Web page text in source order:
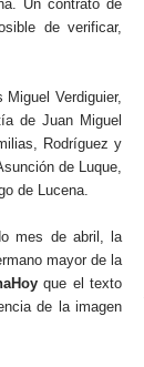
Un contrato de
de verificar,
Verdiguier,
de Juan Miguel
Rodríguez y
de Luque,
de Lucena.
mes de abril, la
mayor de la
que el texto
de la imagen